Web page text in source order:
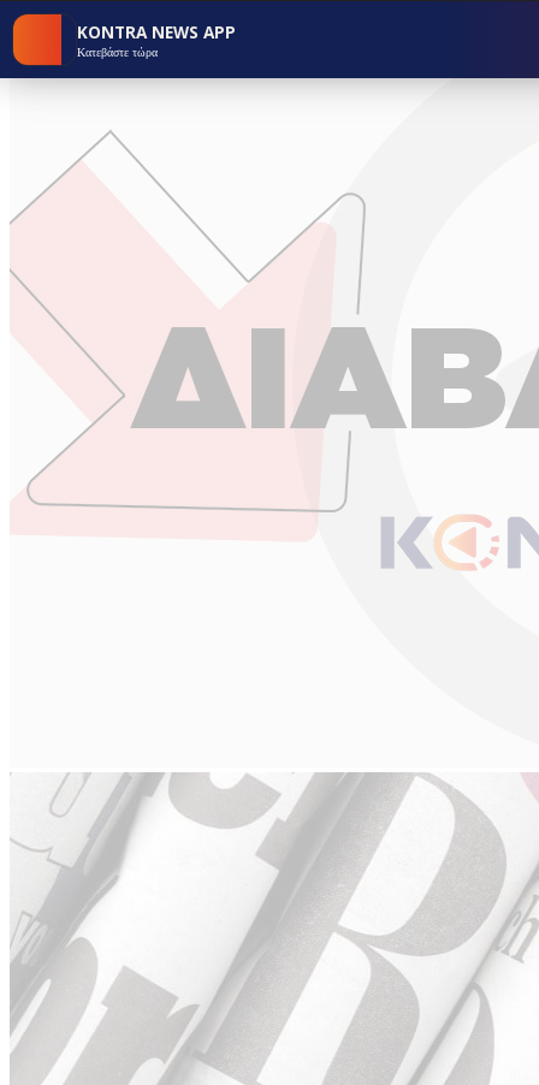
KONTRA NEWS APP
Κατεβάστε τώρα